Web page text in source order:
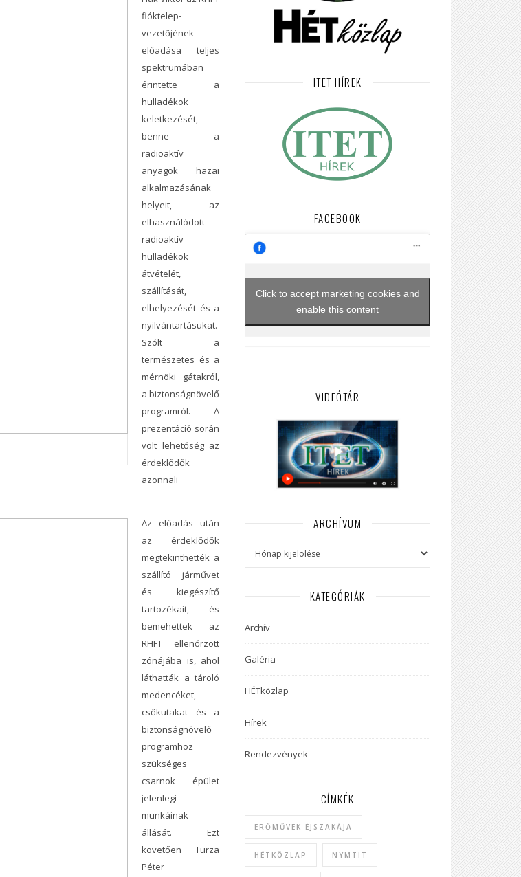
fióktelep-
vezetőjének
előadása teljes
spektrumában
érintette a
hulladékok
keletkezését,
benne a
radioaktív
anyagok hazai
alkalmazásának
helyeit, az
elhasználódott
radioaktív
hulladékok
átvételét,
szállítását,
elhelyezését és a
nyilvántartásukat.
Szólt a
természetes és a
mérnöki gátakról,
a biztonságnövelő
programról. A
prezentáció során
volt lehetőség az
érdeklődők
azonnali
Az előadás után
az érdeklődők
megtekinthették a
szállító járművet
és kiegészítő
tartozékait, és
bemehettek az
RHFT ellenőrzött
zónájába is, ahol
láthatták a tároló
medencéket,
csőkutakat és a
biztonságnövelő
programhoz
szükséges
csarnok épület
jelenlegi
munkáinak
állását. Ezt
követően Turza
Péter
ITET HÍREK
FACEBOOK
Click to accept marketing cookies and
enable this content
VIDEÓTÁR
ARCHÍVUM
KATEGÓRIÁK
Archív
Galéria
HÉTközlap
Hírek
Rendezvények
CÍMKÉK
ERŐMŰVEK ÉJSZAKÁJA
HÉTKÖZLAP NYMTIT